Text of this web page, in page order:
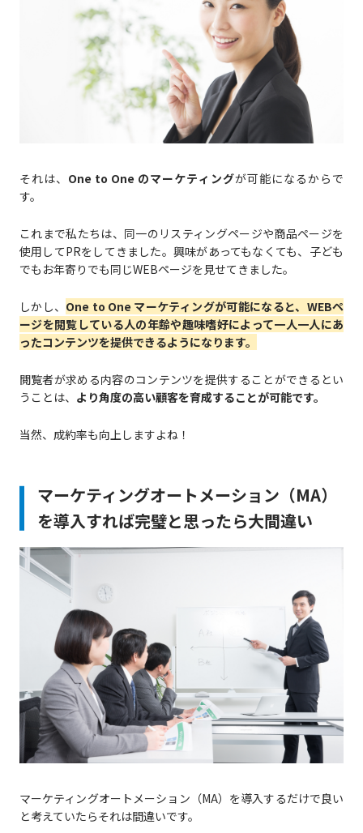
それは、 One to One のマーケティングが可能になるからで
す。
これまで私たちは、同一のリスティングページや商品ページを
使用してPRをしてきました。興味があってもなくても、子ども
でもお年寄りでも同じWEBページを見せてきました。
しかし、 One to One マーケティングが可能になると、WEBペ
ージを閲覧している人の年齢や趣味嗜好によって一人一人にあ
ったコンテンツを提供できるようになります。
閲覧者が求める内容のコンテンツを提供することができるとい
うことは、 より角度の高い顧客を育成することが可能です。
当然、成約率も向上しますよね！
マーケティングオートメーション（MA）
を導入すれば完璧と思ったら大間違い
マーケティングオートメーション（MA）を導入するだけで良い
と考えていたらそれは間違いです。